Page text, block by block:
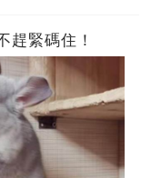
趕緊碼住！